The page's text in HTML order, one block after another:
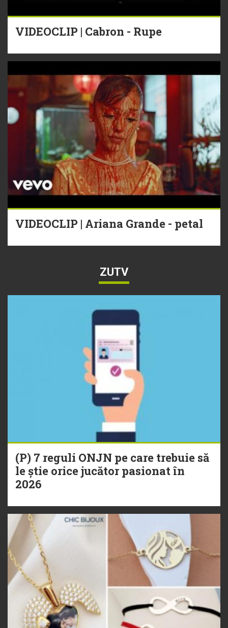
VIDEOCLIP | Cabron - Rupe
VIDEOCLIP | Ariana Grande - petal
ZUTV
(P) 7 reguli ONJN pe care trebuie să
le știe orice jucător pasionat în
2026